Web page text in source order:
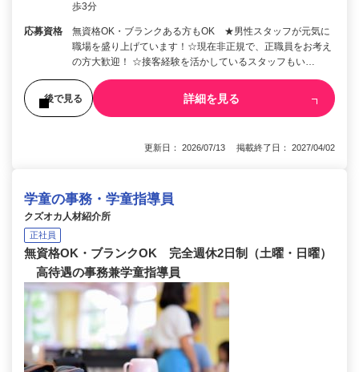
歩3分
応募資格
無資格OK・ブランクある方もOK ★男性スタッフが元気に
職場を盛り上げています！☆現在非正規で、正職員をお考え
の方大歓迎！ ☆接客経験を活かしているスタッフもい…
後で見る 詳細を見る
更新日： 2026/07/13 掲載終了日： 2027/04/02
学童の事務・学童指導員
クズオカ人材紹介所
正社員
無資格OK・ブランクOK 完全週休2日制（土曜・日曜）
高待遇の事務兼学童指導員